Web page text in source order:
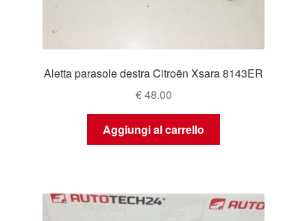
Aletta parasole destra Citroën Xsara 8143ER
€48.00
Aggiungi al carrello